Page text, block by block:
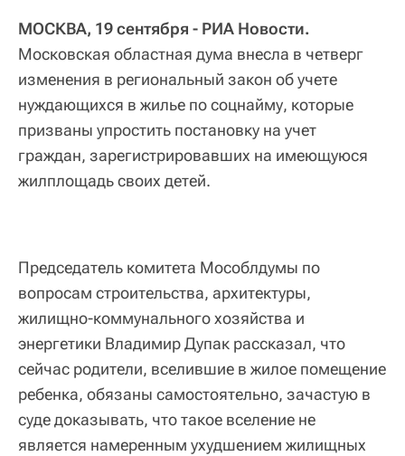
МОСКВА, 19 сентября - РИА Новости.
Московская областная дума внесла в четверг
изменения в региональный закон об учете
нуждающихся в жилье по соцнайму, которые
призваны упростить постановку на учет
граждан, зарегистрировавших на имеющуюся
жилплощадь своих детей.
Председатель комитета Мособлдумы по
вопросам строительства, архитектуры,
жилищно-коммунального хозяйства и
энергетики Владимир Дупак рассказал, что
сейчас родители, вселившие в жилое помещение
ребенка, обязаны самостоятельно, зачастую в
суде доказывать, что такое вселение не
является намеренным ухудшением жилищных